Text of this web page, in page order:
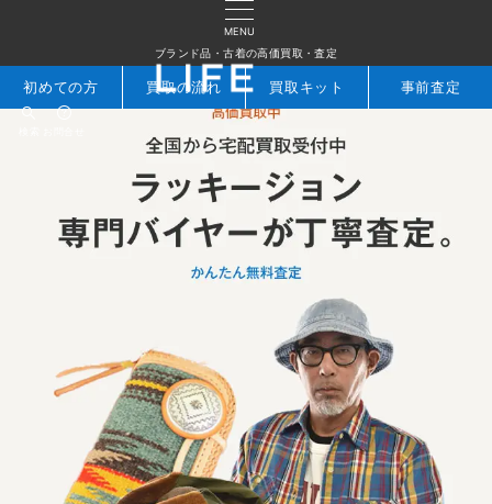
MENU
ブランド品・古着の高価買取・査定
初めての方 買取の流れ 買取キット 事前査定